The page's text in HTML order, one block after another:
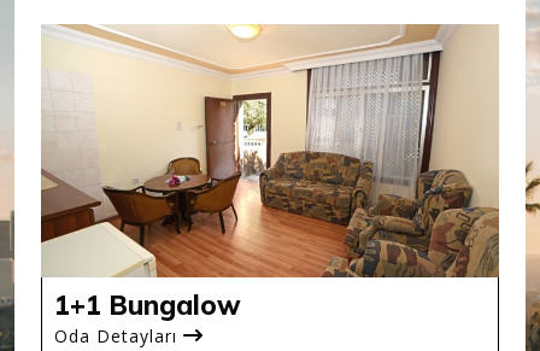
1+1 Bungalow
Oda Detayları